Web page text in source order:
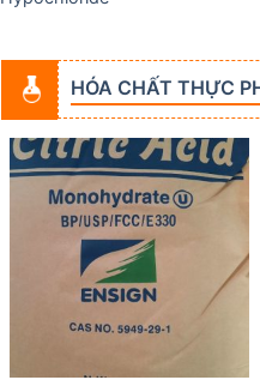
HÓA CHẤT THỰC